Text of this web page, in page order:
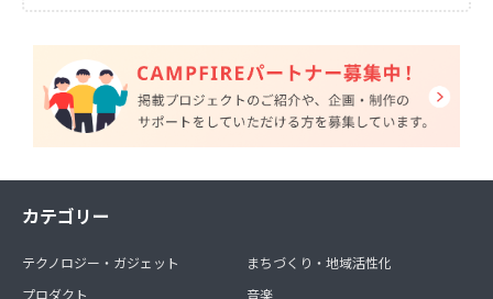
カテゴリー
テクノロジー・ガジェット
プロダクト
まちづくり・地域活性化
音楽